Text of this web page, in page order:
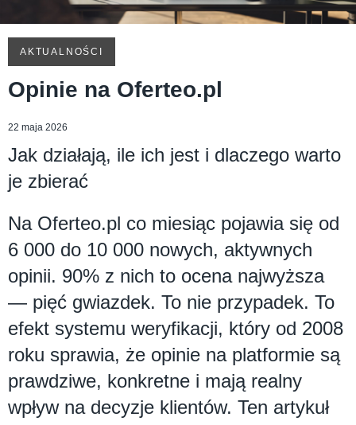
AKTUALNOŚCI
Opinie na Oferteo.pl
22 maja 2026
Jak działają, ile ich jest i dlaczego warto
je zbierać
Na Oferteo.pl co miesiąc pojawia się od
6 000 do 10 000 nowych, aktywnych
opinii. 90% z nich to ocena najwyższa
— pięć gwiazdek. To nie przypadek. To
efekt systemu weryfikacji, który od 2008
roku sprawia, że opinie na platformie są
prawdziwe, konkretne i mają realny
wpływ na decyzje klientów. Ten artykuł